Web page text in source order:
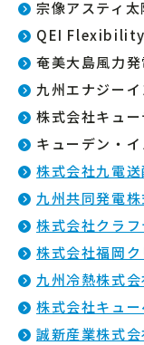
宗像アスティ
QEI Flexibility
奄美大島風力
九州エナジー
株式会社キュ
キューデン・
株式会社九電
九州共同発電
株式会社クラフ
株式会社福岡
九州冷熱株式会
株式会社キュー
誠新産業株式会